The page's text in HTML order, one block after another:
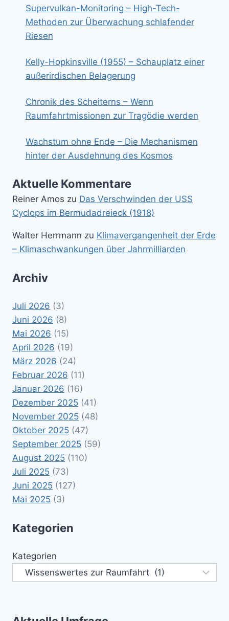
Supervulkan-Monitoring – High-Tech-
Methoden zur Überwachung schlafender
Riesen
Kelly-Hopkinsville (1955) – Schauplatz einer
außerirdischen Belagerung
Chronik des Scheiterns – Wenn
Raumfahrtmissionen zur Tragödie werden
Wachstum ohne Ende – Die Mechanismen
hinter der Ausdehnung des Kosmos
Aktuelle Kommentare
Reiner Amos zu Das Verschwinden der USS
Cyclops im Bermudadreieck (1918)
Walter Herrmann zu Klimavergangenheit der Erde
– Klimaschwankungen über Jahrmilliarden
Archiv
Juli 2026 (3)
Juni 2026 (8)
Mai 2026 (15)
April 2026 (19)
März 2026 (24)
Februar 2026 (11)
Januar 2026 (16)
Dezember 2025 (41)
November 2025 (48)
Oktober 2025 (47)
September 2025 (59)
August 2025 (110)
Juli 2025 (73)
Juni 2025 (127)
Mai 2025 (3)
Kategorien
Kategorien